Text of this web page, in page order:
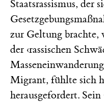
Staatsrassismus, der
zur Geltung brachte,
der ‹rassischen
Migrant, fühlte sich
herausgefordert.